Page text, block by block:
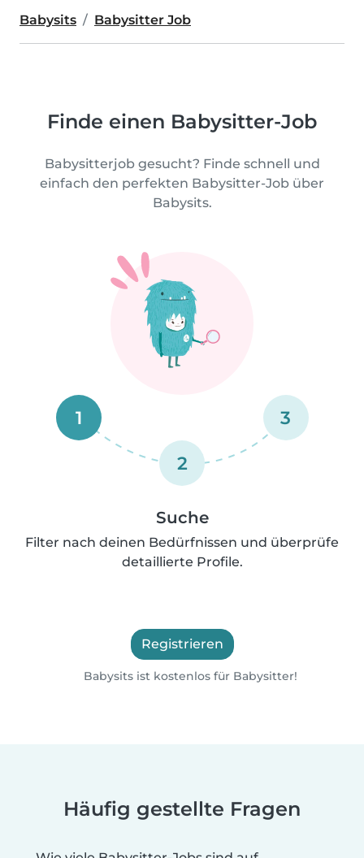
Babysits Babysitter Job
Finde einen Babysitter-Job
Babysitterjob gesucht? Finde schnell und
einfach den perfekten Babysitter-Job über
Babysits.
1
2
3
Suche
Filter nach deinen Bedürfnissen und überprüfe
detaillierte Profile.
Registrieren
Babysits ist kostenlos für Babysitter!
Häufig gestellte Fragen